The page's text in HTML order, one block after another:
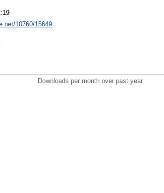
10760/15649
Downloads per month over past year